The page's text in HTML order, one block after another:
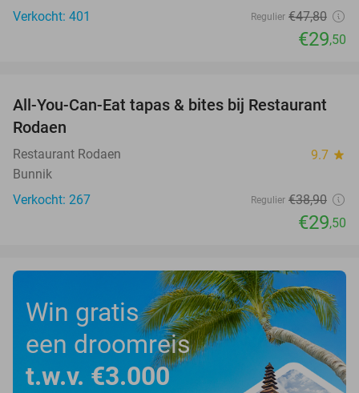
Verkocht: 401
Regulier €47,80
€29,50
24%
All-You-Can-Eat tapas & bites bij Restaurant
Rodaen
Restaurant Rodaen 9.7 star
Bunnik
Verkocht: 267
Regulier €38,90
€29,50
Win gratis
een droomreis
t.w.v. €3.000